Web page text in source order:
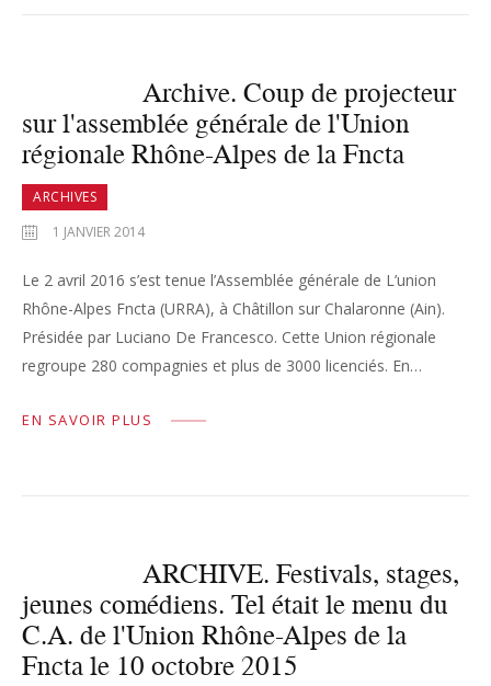
Archive. Coup de projecteur
sur l'assemblée générale de l'Union
régionale Rhône-Alpes de la Fncta
ARCHIVES
1 JANVIER 2014
Le 2 avril 2016 s’est tenue l’Assemblée générale de L’union
Rhône-Alpes Fncta (URRA), à Châtillon sur Chalaronne (Ain).
Présidée par Luciano De Francesco. Cette Union régionale
regroupe 280 compagnies et plus de 3000 licenciés. En…
EN SAVOIR PLUS
ARCHIVE. Festivals, stages,
jeunes comédiens. Tel était le menu du
C.A. de l'Union Rhône-Alpes de la
Fncta le 10 octobre 2015